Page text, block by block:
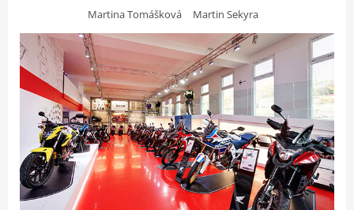
Martina Tomášková Martin Sekyra